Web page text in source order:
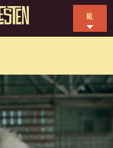
NL
FR